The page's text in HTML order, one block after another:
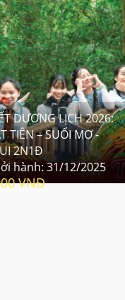
DƯƠNG LỊCH 2026:
TIÊN – SUỐI MƠ -
2N1Đ
hành:31/12/2025
VNĐ